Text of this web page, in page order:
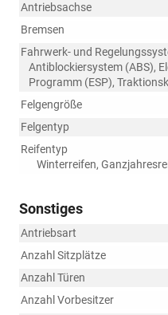
Antriebsachse
Bremsen
Fahrwerk- und
Antiblockiersystem (ABS),
Programm (ESP),
Felgengröße
Felgentyp
Reifentyp
Winterreifen,
Sonstiges
Antriebsart
Anzahl Sitzplätze
Anzahl Türen
Anzahl Vorbesitzer